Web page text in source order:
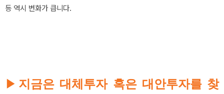
등 역시 변화가 큽니다.
▶ 지금은 대체투자 혹은 대안투자를 찾